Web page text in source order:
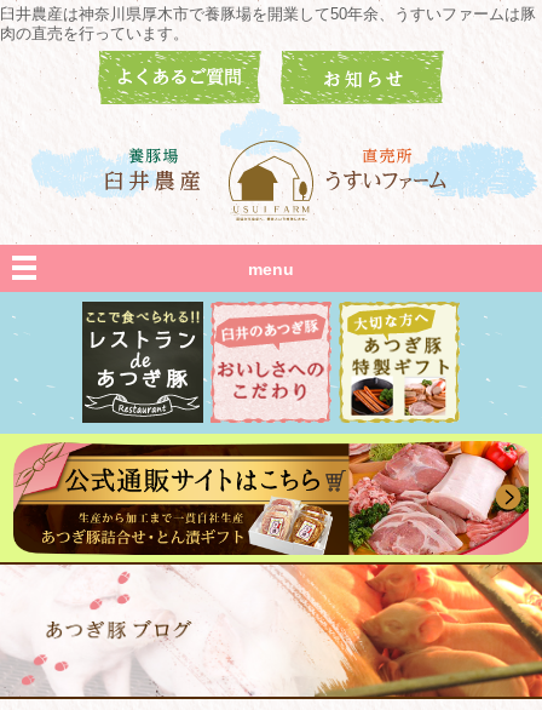
臼井農産は神奈川県厚木市で養豚場を開業して50年余、うすいファームは豚
肉の直売を行っています。
menu